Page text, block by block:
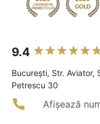
9.4
Bucureşti, Str. Aviator,
Petrescu 30
Afișează